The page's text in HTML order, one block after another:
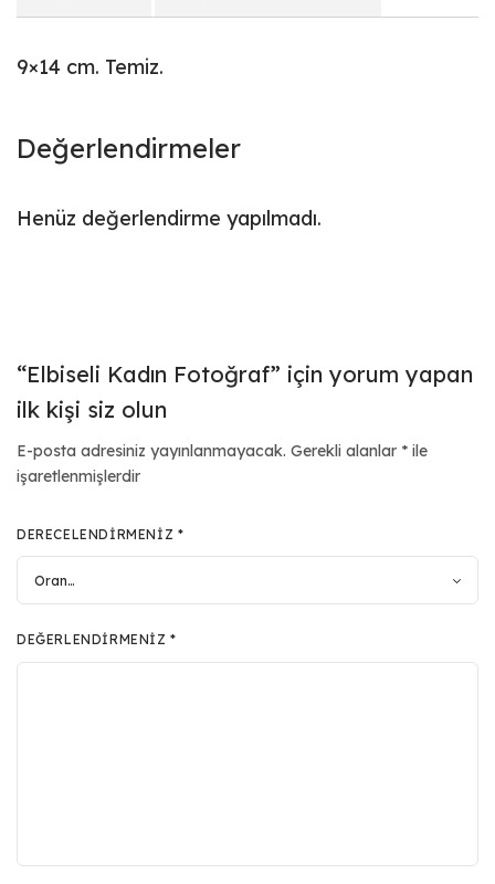
9×14 cm. Temiz.
Değerlendirmeler
Henüz değerlendirme yapılmadı.
“Elbiseli Kadın Fotoğraf” için yorum yapan
ilk kişi siz olun
E-posta adresiniz yayınlanmayacak. Gerekli alanlar * ile
işaretlenmişlerdir
DERECELENDIRMENIZ *
DEĞERLENDIRMENIZ*